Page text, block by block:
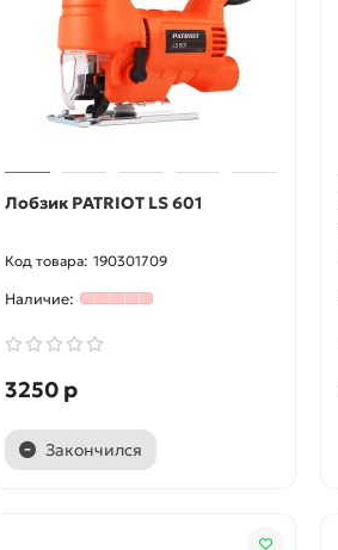
Лобзик PATRIOT LS 601
190301709
3250 р
Закончился